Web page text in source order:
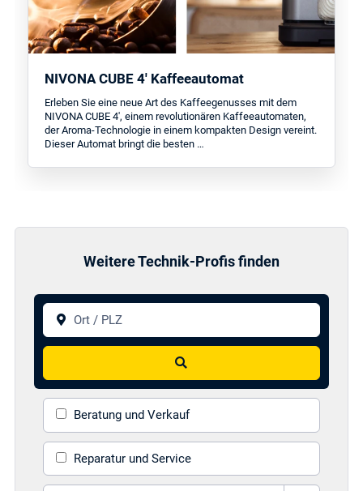
NIVONA CUBE 4' Kaffeeautomat
Erleben Sie eine neue Art des Kaffeegenusses mit dem
NIVONA CUBE 4', einem revolutionären Kaffeeautomaten,
der Aroma-Technologie in einem kompakten Design vereint.
Dieser Automat bringt die besten …
Weitere Technik-Profis finden
Ort / PLZ
Suchen
Beratung und Verkauf
Reparatur und Service